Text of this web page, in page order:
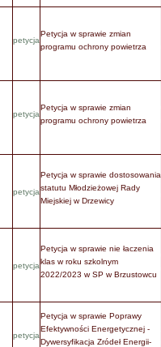
petycja
Petycja w sprawie zmian
programu ochrony powietrza
petycja
Petycja w sprawie zmian
programu ochrony powietrza
petycja
Petycja w sprawie dostosowania
statutu Młodzieżowej Rady
Miejskiej w Drzewicy
petycja
Petycja w sprawie nie łaczenia
klas w roku szkolnym
2022/2023 w SP w Brzustowcu
petycja
Petycja w sprawie Poprawy
Efektywności Energetycznej -
Dywersyfikacja Zródeł Energii-